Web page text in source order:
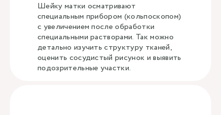
Шейку матки осматривают
специальным прибором (кольпоскопом)
с увеличением после обработки
специальными растворами. Так можно
детально изучить структуру тканей,
оценить сосудистый рисунок и выявить
подозрительные участки.